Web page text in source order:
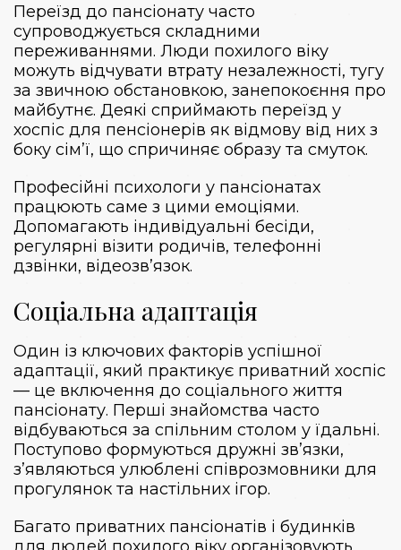
Переїзд до пансіонату часто
супроводжується складними
переживаннями. Люди похилого віку
можуть відчувати втрату незалежності, тугу
за звичною обстановкою, занепокоєння про
майбутнє. Деякі сприймають переїзд у
хоспіс для пенсіонерів як відмову від них з
боку сім’ї, що спричиняє образу та смуток.
Професійні психологи у пансіонатах
працюють саме з цими емоціями.
Допомагають індивідуальні бесіди,
регулярні візити родичів, телефонні
дзвінки, відеозв’язок.
Соціальна адаптація
Один із ключових факторів успішної
адаптації, який практикує приватний хоспіс
— це включення до соціального життя
пансіонату. Перші знайомства часто
відбуваються за спільним столом у їдальні.
Поступово формуються дружні зв’язки,
з’являються улюблені співрозмовники для
прогулянок та настільних ігор.
Багато приватних пансіонатів і будинків